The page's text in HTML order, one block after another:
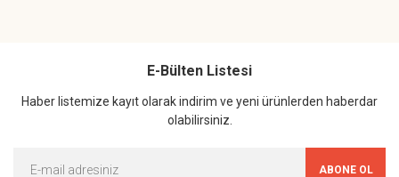
E-Bülten Listesi
Haber listemize kayıt olarak indirim ve yeni ürünlerden haberdar
olabilirsiniz.
ABONE OL